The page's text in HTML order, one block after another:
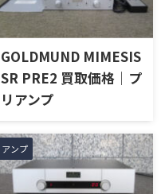
GOLDMUND MIMESIS
SR PRE2 買取価格｜プ
リアンプ
アンプ